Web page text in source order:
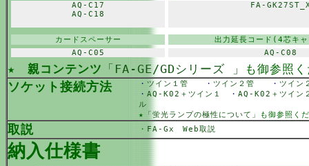
AQ-C17
AQ-C18
FA-
カードスペーサー
出力延長コード(4芯キ
AQ-C05
AQ-C08
★ 親コンテンツ 「FA-GE/GDシリーズ 」 も御参照
ソケット接続方法 ・ ツイン１管 ・ ツイン２管 ・ ツイ
・ AQ-K02＋ツイン１ ・ AQ-K02＋ツイ
ル
★
「蛍光ランプの極性について」 も御参照く
取説 ・ FA-Gx Web取説
納入仕様書